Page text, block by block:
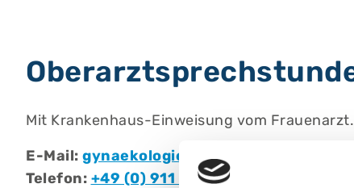
Mit Krankenhaus-Einweisung vom
E-Mail: gynaekologie@klinikum-
Telefon: +49 (0) 911 398-2381